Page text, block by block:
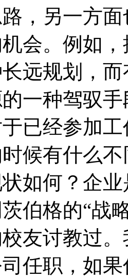
，另一方
会。例如
远规划，
一种驾驭
已经参加
候有什么
如何？企
伯格的“战
友讨教过
任职，如